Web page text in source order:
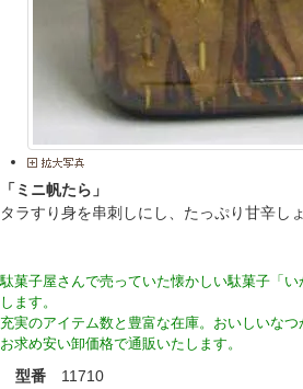
「ミニ帆たら」
タラすり身を串刺しにし、たっぷり甘辛し
駄菓子屋さんで売っていた懐かしい駄菓子「
します。
充実のアイテム数と豊富な在庫。おいしいなつ
お求め安い卸価格で通販いたします。
型番
11710